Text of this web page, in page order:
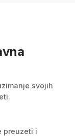
svojih
preuzeti i